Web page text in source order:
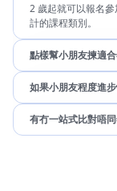
2 歲起就可以報名
計的課程類別。
點樣幫小朋友揀適
如果小朋友程度進
有冇一站式比對唔